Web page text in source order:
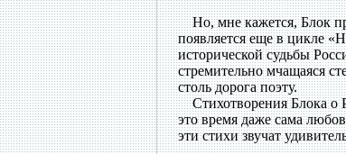
Но, мне кажется, Блок
появляется еще в цикле
исторической судьбы
стремительно мчащаяся
столь дорога поэту.
Стихотворения Блока о
это время даже сама
эти стихи звучат